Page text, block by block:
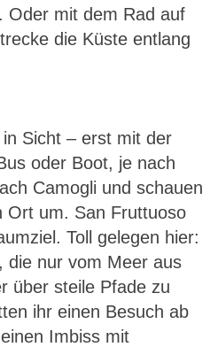
Oder mit dem Rad auf
die Küste entlang
Sicht – erst mit der
oder Boot, je nach
Camogli und schauen
Ort um. San Fruttuoso
Toll gelegen hier:
die nur vom Meer aus
über steile Pfade zu
ihr einen Besuch ab
Imbiss mit